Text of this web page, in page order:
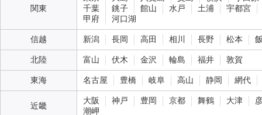
関東
千葉
銚子 館山 水戸 土浦
宇都宮
甲府
河口湖
信越 新潟 長岡 高田 相川 長野 松本
北陸 富山 伏木 金沢 輪島 福井 敦賀
東海 名古屋 豊橋 岐阜 高山 静岡 網代
近畿
大阪 神戸 豊岡 京都 舞鶴 大津
潮岬